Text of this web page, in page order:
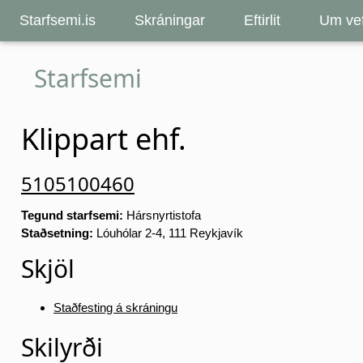
Starfsemi.is Skráningar Eftirlit Um
Starfsemi
Klippart ehf.
5105100460
Tegund starfsemi: Hársnyrtistofa
Staðsetning: Lóuhólar 2-4, 111 Reykjavík
Skjöl
Staðfesting á skráningu
Skilyrði